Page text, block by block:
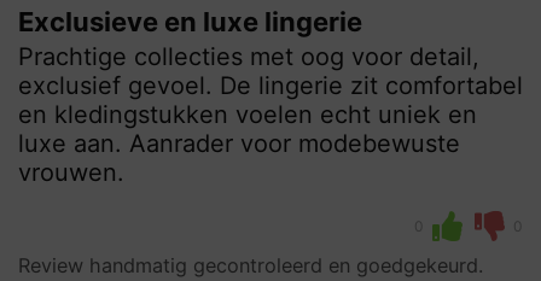
Exclusieve en luxe lingerie
Prachtige collecties met oog voor detail,
exclusief gevoel. De lingerie zit comfortabel
en kledingstukken voelen echt uniek en
luxe aan. Aanrader voor modebewuste
vrouwen.
0 0
Review handmatig gecontroleerd en goedgekeurd.